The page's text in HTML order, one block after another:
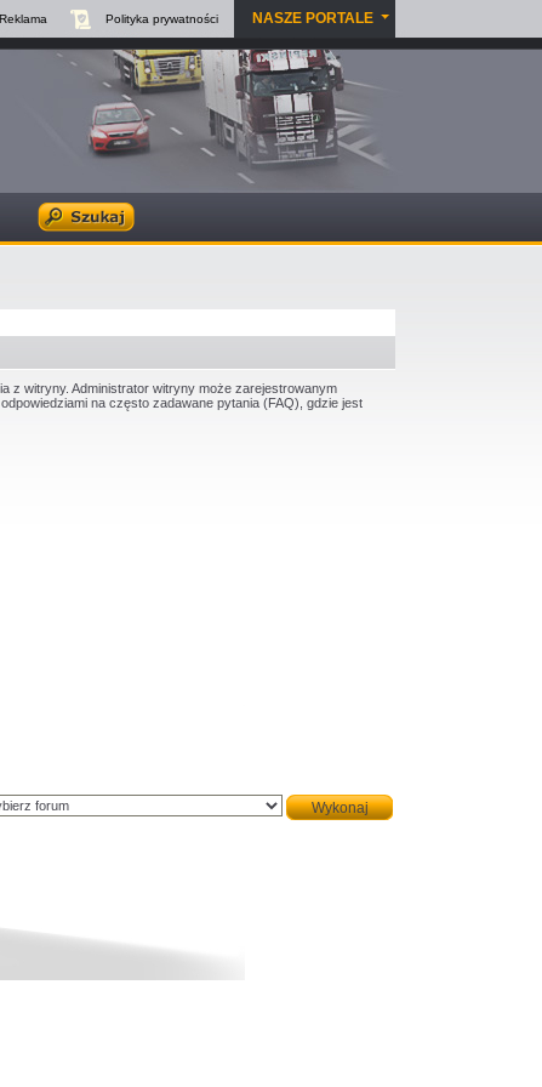
Reklama Polityka prywatności NASZE PORTALE
z witryny. Administrator witryny może zarejestrowanym
na często zadawane pytania (FAQ), gdzie jest